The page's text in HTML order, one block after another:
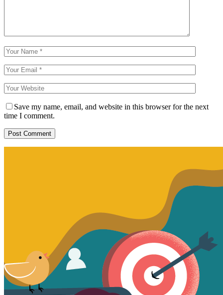
Save my name, email, and website in this browser for the next
time I comment.